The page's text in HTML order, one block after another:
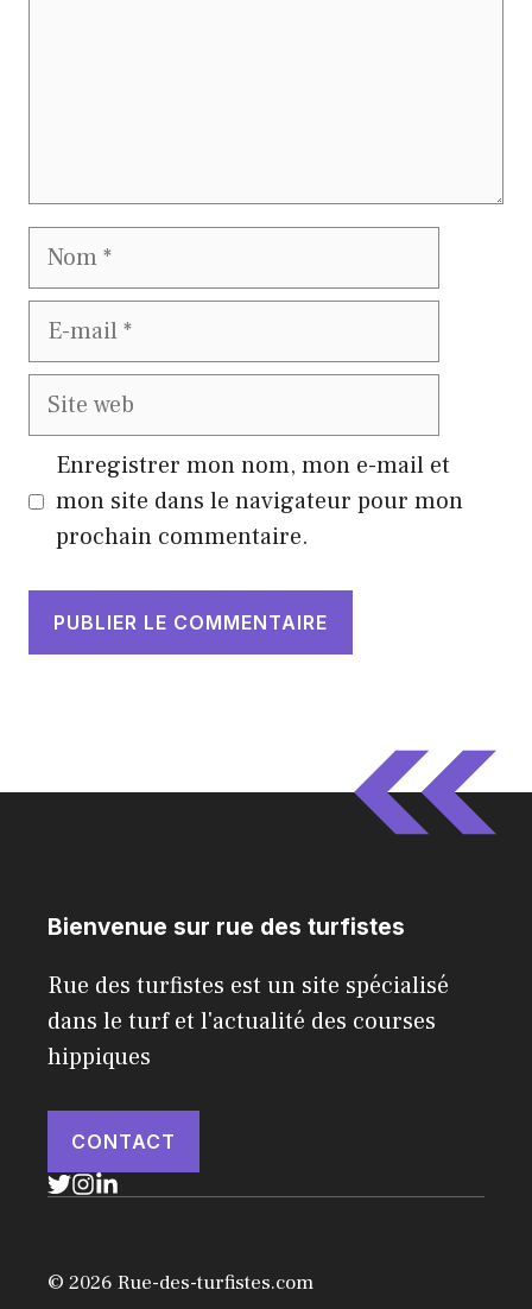
Nom
E-
mail
Site
web
Enregistrer mon nom, mon e-mail et
mon site dans le navigateur pour mon
prochain commentaire.
Bienvenue sur rue des turfistes
Rue des turfistes est un site spécialisé
dans le turf et l'actualité des courses
hippiques
CONTACT
© 2026 Rue-des-turfistes.com